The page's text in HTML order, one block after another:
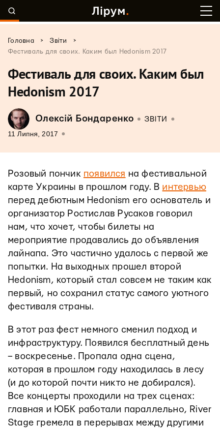
Головна > Звіти
>
Фестиваль для своих. Каким был Hedonism 2017
Фестиваль для своих. Каким был
Hedonism 2017
Олексій Бондаренко ЗВІТИ
11 Липня, 2017
Розовый пончик появился на фестивальной
карте Украины в прошлом году. В интервью
перед дебютным Hedonism его основатель и
организатор Ростислав Русаков говорил
нам, что хочет, чтобы билеты на
мероприятие продавались до объявления
лайнапа. Это частично удалось с первой же
попытки. На выходных прошел второй
Hedonism, который стал совсем не таким как
первый, но сохранил статус самого уютного
фестиваля страны.
В этот раз фест немного сменил подход и
инфраструктуру. Появился бесплатный день
– воскресенье. Пропала одна сцена,
которая в прошлом году находилась в лесу
(и до которой почти никто не добирался).
Все концерты проходили на трех сценах:
главная и ЮБК работали параллельно, River
Stage гремела в перерывах между другими